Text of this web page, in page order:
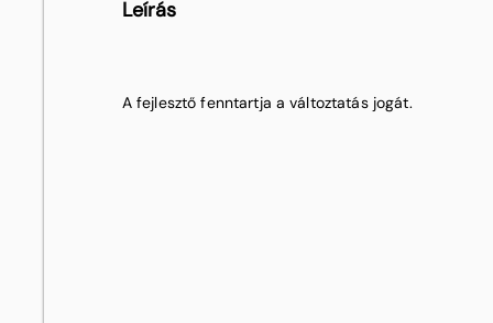
Leírás
A fejlesztő fenntartja a változtatás jogát.